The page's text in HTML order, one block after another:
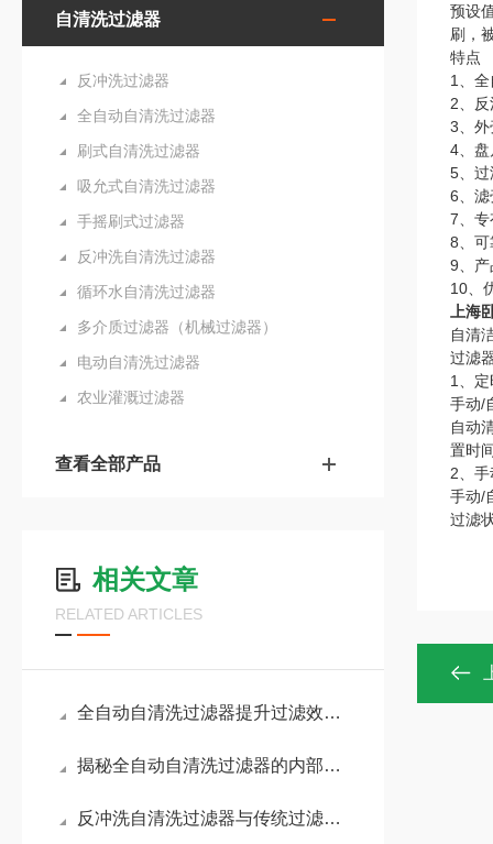
自清洗过滤器
反冲洗过滤器
全自动自清洗过滤器
刷式自清洗过滤器
吸允式自清洗过滤器
手摇刷式过滤器
反冲洗自清洗过滤器
循环水自清洗过滤器
多介质过滤器（机械过滤器）
电动自清洗过滤器
农业灌溉过滤器
查看全部产品
相关文章
RELATED ARTICLES
全自动自清洗过滤器提升过滤效果的关键因素
揭秘全自动自清洗过滤器的内部运作
反冲洗自清洗过滤器与传统过滤器性能对比与选择指南
预设
刷，
特点
1、
2、
3、外
4、盘
5、过
6、滤
7、专
8、可
9、产
10、
上海
自清
过滤
1、
手动/
自动
置时
2、
手动/
过滤